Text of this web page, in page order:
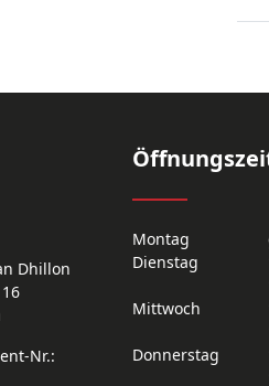
Dhillon
Nr.:
Montag
Dienstag
Mittwoch
Donnerstag